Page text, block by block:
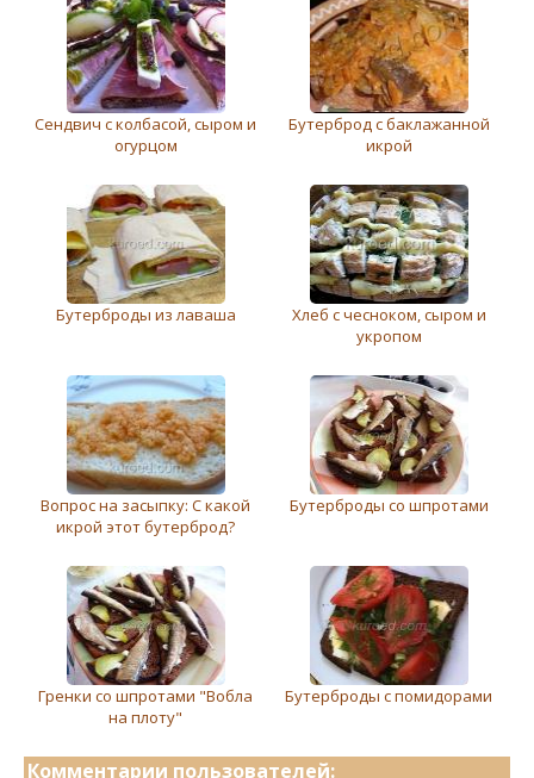
Сeндвич с колбасой, сыром и
огурцом
Бутерброд с баклажанной
икрой
Бутерброды из лаваша
Хлеб с чесноком, сыром и
укропом
Вопрос на засыпку: С какой
икрой этот бутерброд?
Бутерброды со шпротами
Гренки со шпротами "Вобла
на плоту"
Бутерброды с помидорами
Комментарии пользователей: